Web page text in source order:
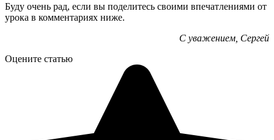
Буду очень рад, если вы поделитесь своими впечатлениями от
урока в комментариях ниже.
С уважением, Сергей
Оцените статью